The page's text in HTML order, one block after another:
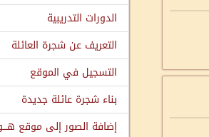
الدورات التدريبية
التعريف عن شجرة العائلة
التسجيل في الموقع
بناء شجرة عائلة جديدة
إضافة الصور إلى موقع